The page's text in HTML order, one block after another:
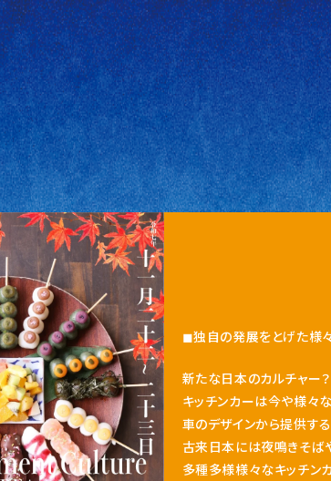
◼︎独自の発展をとげた様
新たな日本のカルチャー？
キッチンカーは今や様々
車のデザインから提供す
古来日本には夜鳴きそば
多種多様様々なキッチン